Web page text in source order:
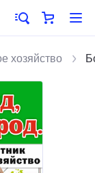
хозяйство